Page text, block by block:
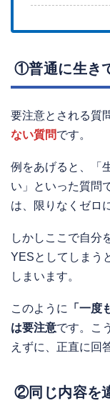
①普通に生き
要注意とされる質
ない質問です。
例をあげると、「
い」といった質問
は、限りなくゼロ
しかしここで自分
YESとしてしまう
しまいます。
このように
「一度
は要注意です。こ
えずに、正直に回
②同じ内容を